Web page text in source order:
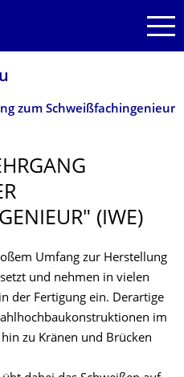
zum Schweißfachingenieur
(IWE)
Umfang zur Herstellung
und nehmen in vielen
der Fertigung ein. Derartige
im
zu Kränen und Brücken